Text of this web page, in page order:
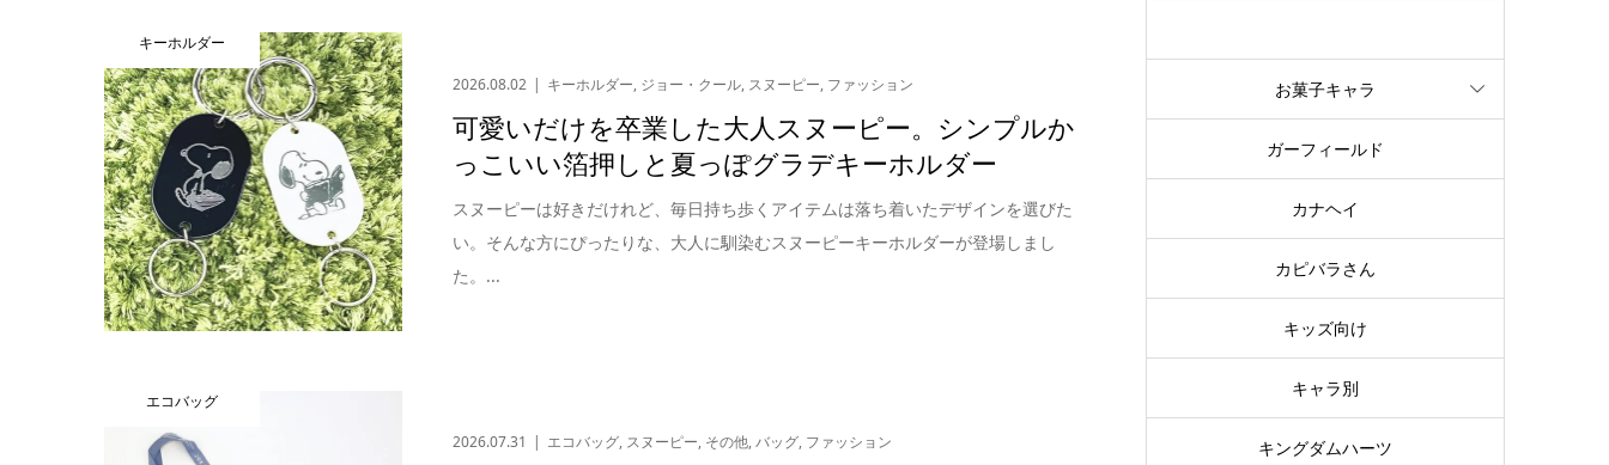
キーホルダー
2026.08.02 キーホルダー, ジョー・クール, スヌーピー, ファッション
可愛いだけを卒業した大人スヌーピー。シンプルか
っこいい箔押しと夏っぽグラデキーホルダー
スヌーピーは好きだけれど、毎日持ち歩くアイテムは落ち着いたデザインを選びた
い。そんな方にぴったりな、大人に馴染むスヌーピーキーホルダーが登場しまし
た。...
エコバッグ
2026.07.31 エコバッグ, スヌーピー, その他,バッグ, ファッション
お菓子キャラ
ガーフィールド
カナヘイ
カピバラさん
キッズ向け
キャラ別
キングダムハーツ